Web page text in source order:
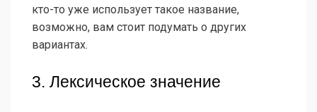
кто-то уже использует такое название,
возможно, вам стоит подумать о других
вариантах.
3. Лексическое значение